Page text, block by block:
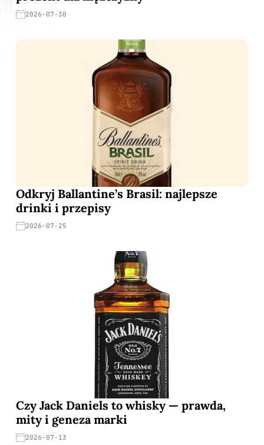
2026-07-30
Odkryj Ballantine’s Brasil: najlepsze
drinki i przepisy
2026-07-25
Czy Jack Daniels to whisky — prawda,
mity i geneza marki
2026-07-13